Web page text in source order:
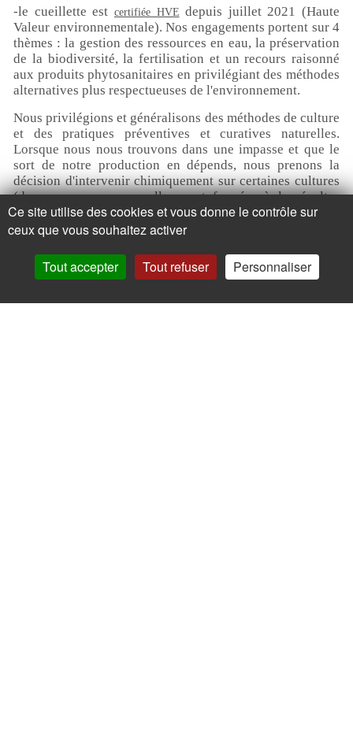
-le cueillette est certifiée HVE depuis juillet 2021 (Haute
Valeur environnementale). Nos engagements portent sur 4
thèmes : la gestion des ressources en eau, la préservation
de la biodiversité, la fertilisation et un recours raisonné
aux produits phytosanitaires en privilégiant des méthodes
alternatives plus respectueuses de l'environnement.
Nous privilégions et généralisons des méthodes de culture
et des pratiques préventives et curatives naturelles.
Lorsque nous nous trouvons dans une impasse et que le
sort de notre production en dépends, nous prenons la
décision d'intervenir chimiquement sur certaines cultures
(dans ce cas nos parcelles sont fermées à la récoltes
pendant une durée légale définie)...
Découvrez nos pratiques agricoles
Ce site utilise des cookies et vous donne le contrôle sur
ceux que vous souhaitez activer
Tout accepter Tout refuser Personnaliser